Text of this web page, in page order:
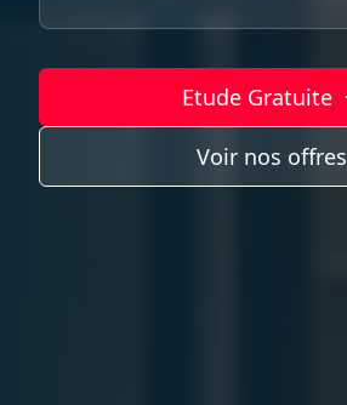
Etude Gratuite
Voir nos offres